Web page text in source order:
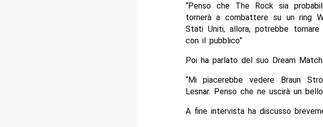
“Penso che The Rock sia
tornerà a combattere su un ring
Stati Uniti, allora, potrebbe
con il pubblico”
Poi ha parlato del suo Dream Match:
“Mi piacerebbe vedere Braun
Lesnar. Penso che ne uscirà un
A fine intervista ha discusso